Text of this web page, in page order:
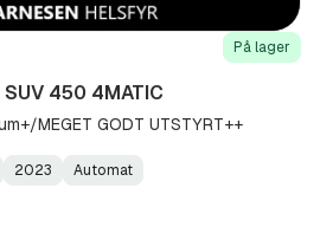
På lager
450 4MATIC
MEGET GODT UTSTYRT++
2023
Automat